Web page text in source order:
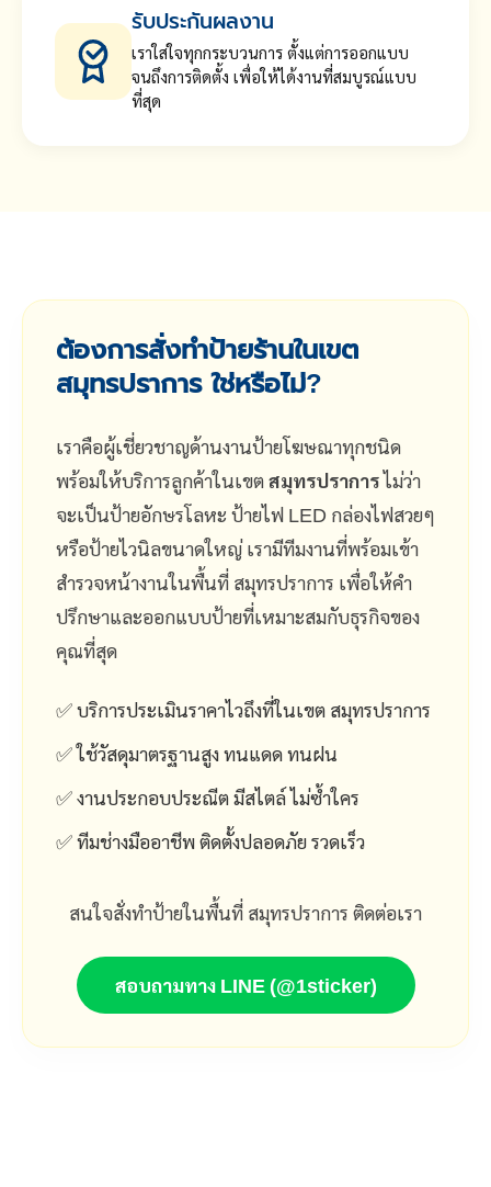
รับประกันผลงาน
เราใส่ใจทุกกระบวนการ ตั้งแต่การออกแบบ
จนถึงการติดตั้ง เพื่อให้ได้งานที่สมบูรณ์แบบ
ที่สุด
ต้องการสั่งทำป้ายร้านในเขต
สมุทรปราการ ใช่หรือไม่?
เราคือผู้เชี่ยวชาญด้านงานป้ายโฆษณาทุกชนิด
พร้อมให้บริการลูกค้าในเขตสมุทรปราการไม่ว่า
จะเป็นป้ายอักษรโลหะ ป้ายไฟ LED กล่องไฟสวยๆ
หรือป้ายไวนิลขนาดใหญ่ เรามีทีมงานที่พร้อมเข้า
สำรวจหน้างานในพื้นที่ สมุทรปราการ เพื่อให้คำ
ปรึกษาและออกแบบป้ายที่เหมาะสมกับธุรกิจของ
คุณที่สุด
✅ บริการประเมินราคาไวถึงที่ในเขต สมุทรปราการ
✅ ใช้วัสดุมาตรฐานสูง ทนแดด ทนฝน
✅ งานประกอบประณีต มีสไตล์ ไม่ซ้ำใคร
✅ ทีมช่างมืออาชีพ ติดตั้งปลอดภัย รวดเร็ว
สนใจสั่งทำป้ายในพื้นที่ สมุทรปราการ ติดต่อเรา
สอบถามทาง LINE (@1sticker)